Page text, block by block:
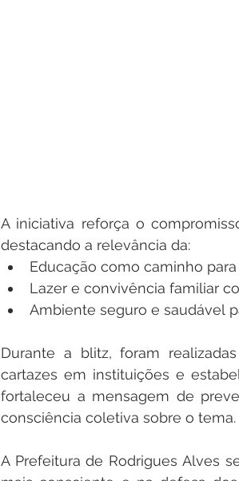
A iniciativa reforça o
destacando a relevância da:
Educação como caminho
Lazer e convivência familiar
Ambiente seguro e saudável
Durante a blitz, foram
cartazes em instituições e
fortaleceu a mensagem de
consciência coletiva sobre o tema.
A Prefeitura de Rodrigues Alves